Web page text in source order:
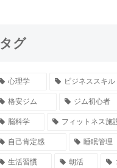
タグ
心理学 ビジネススキル
格安ジム ジム初心者
脳科学 フィットネス施
自己肯定感 睡眠管理
生活習慣 朝活